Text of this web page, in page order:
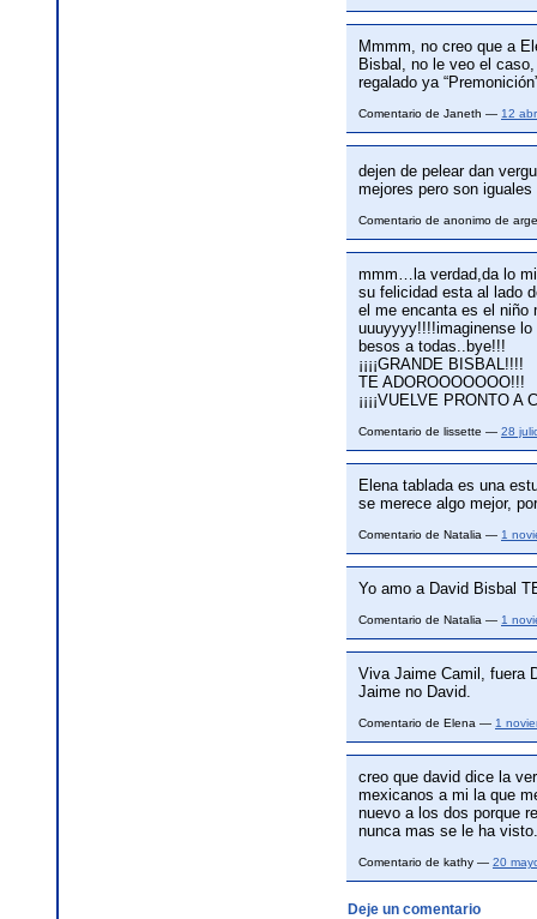
Mmmm, no creo que a
Bisbal, no le veo el
regalado ya
Comentario de Janeth — 12
dejen de pelear dan
mejores pero son
Comentario de anonimo de
mmm…la verdad,da lo
su felicidad esta al lado
el me encanta es el
uuuyyyy!!!!imaginense
besos a todas..bye!!!
¡¡¡¡GRANDE BISBAL!!!!
TE ADOROOOOOOO!!!
¡¡¡¡VUELVE PRONTO
Comentario de lissette — 28
Elena tablada es una
se merece algo mejor,
Comentario de Natalia — 1
Yo amo a David Bisbal
Comentario de Natalia — 1
Viva Jaime Camil, fuera
Jaime no David.
Comentario de Elena — 1
creo que david dice la
mexicanos a mi la que
nuevo a los dos porque
nunca mas se le ha visto.
Comentario de kathy — 20
Deje un comentario